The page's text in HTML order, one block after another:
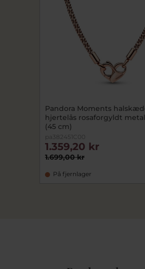
Pandora Moments
hjertelås rosaforgyldt
(45 cm)
pa382451C00
1.699,00 kr
1.359,20 kr
På fjernlager